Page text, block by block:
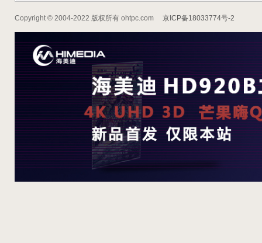
Copyright © 2004-2022 版权所有 ohtpc.com 京ICP备18033774号-2